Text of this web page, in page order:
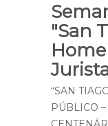
"San
“SAN
PÚBLICO